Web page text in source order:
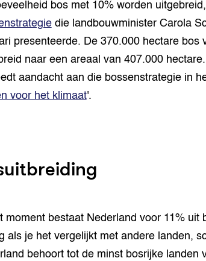
bos met 10% worden
die landbouwminister Carola
presenteerde. De 370.000 hectare bos
naar een areaal van 407.000
aandacht aan die bossenstrategie in
voor het klimaat'.
moment bestaat Nederland voor 11% uit
als je het vergelijkt met andere landen,
behoort tot de minst bosrijke landen